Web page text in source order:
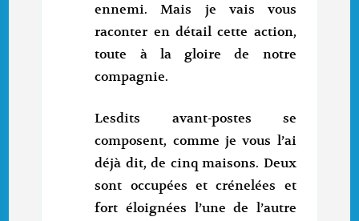
ennemi. Mais je vais vous
raconter en détail cette action,
toute à la gloire de notre
compagnie.
Lesdits avant-postes se
composent, comme je vous l’ai
déjà dit, de cinq maisons. Deux
sont occupées et crénelées et
fort éloignées l’une de l’autre